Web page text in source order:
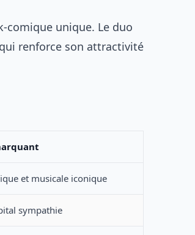
comique unique. Le duo
renforce son attractivité
et musicale iconique
sympathie